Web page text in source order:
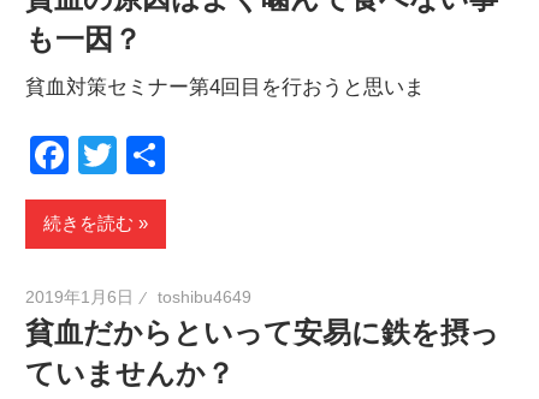
も一因？
貧血対策セミナー第4回目を行おうと思いま
Facebook
Twitter
有
続きを読む
2019年1月6日 toshibu4649
貧血だからといって安易に鉄を摂っ
ていませんか？